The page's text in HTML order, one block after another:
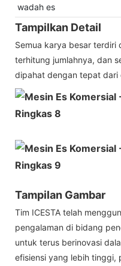
wadah es
Tampilkan Detail
Semua karya besar
terhitung jumlahnya, dan
dipahat dengan tepat
Tampilan Gambar
Tim ICESTA telah
pengalaman di bidang
untuk terus berinovasi
efisiensi yang lebih tinggi,